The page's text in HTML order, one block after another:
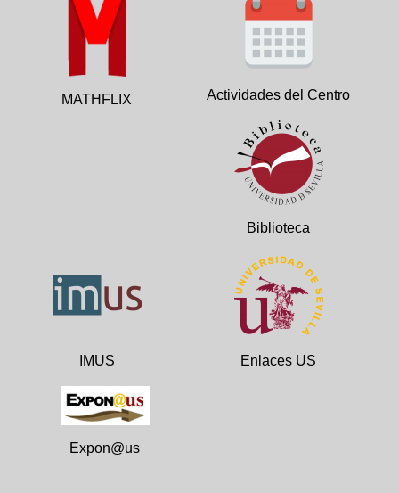
MATHFLIX Actividades del Centro
Biblioteca
IMUS Enlaces US
Expon@us